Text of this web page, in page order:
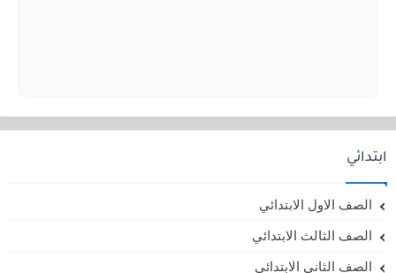
ابتدائي
الصف الاول الابتدائي
الصف الثالث الابتدائي
الصف الثاني الابتدائي